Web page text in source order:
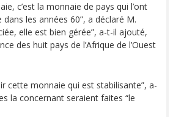
c’est la monnaie de pays qui l’ont
les années 60”, a déclaré M.
elle est bien gérée”, a-t-il ajouté,
des huit pays de l’Afrique de l’Ouest
cette monnaie qui est stabilisante”, a-
la concernant seraient faites “le